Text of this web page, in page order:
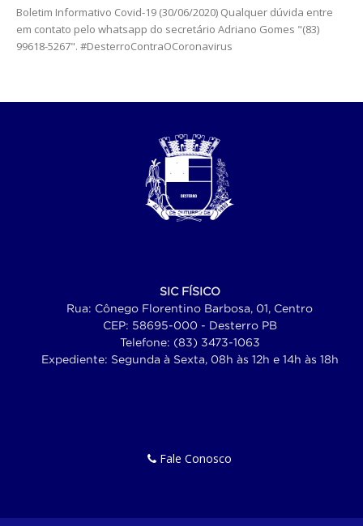
Boletim Informativo Covid-19 (30/06/2020) Qualquer dúvida entre
em contato pelo whatsapp do secretário Adriano Gomes "(83)
99618-5267". #DesterroContraOCoronavirus
SIC FÍSICO
Rua: Cônego Florentino Barbosa, 01, Centro
CEP: 58695-000 - Desterro PB
Telefone: (83) 3473-1063
Expediente: Segunda à Sexta, 08h às 12h e 14h às 18h
Fale Conosco